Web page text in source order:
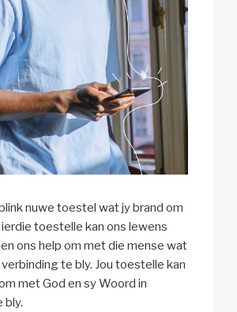
nuwe toestel wat jy brand om
toestelle kan ons lewens
ons help om met die mense wat
te bly. Jou toestelle kan
met God en sy Woord in
bly.